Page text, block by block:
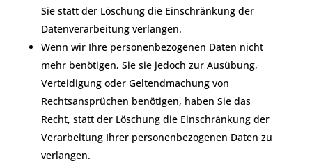
Sie statt der Löschung die Einschränkung der
Datenverarbeitung verlangen.
Wenn wir Ihre personenbezogenen Daten nicht
mehr benötigen, Sie sie jedoch zur Ausübung,
Verteidigung oder Geltendmachung von
Rechtsansprüchen benötigen, haben Sie das
Recht, statt der Löschung die Einschränkung der
Verarbeitung Ihrer personenbezogenen Daten zu
verlangen.